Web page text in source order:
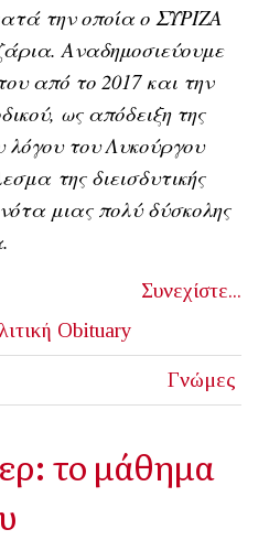
την οποία ο ΣΥΡΙΖΑ
Αναδημοσιεύουμε
από το 2017 και την
ως απόδειξη της
λόγου του Λυκούργου
της διεισδυτικής
μιας πολύ δύσκολης
Συνεχίστε...
Obituary
Γνώμες
το μάθημα